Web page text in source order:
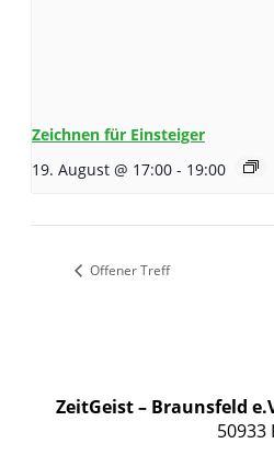
Zeichnen für Einsteiger
19. August @ 17:00 - 19:00
Offener Treff
ZeitGeist – Braunsfeld
50933